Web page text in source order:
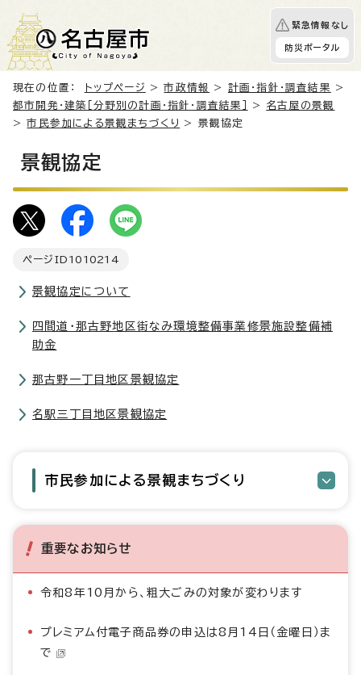
緊急情報なし
防災ポータル
現在の位置： トップページ >市政情報 > 計画・指針・調査結果
>
都市開発・建築［分野別の計画・指針・調査結果］
> 名古屋の景観
>市民参加による景観まちづくり > 景観協定
景観協定
ページID 1010214
景観協定について
四間道・那古野地区街なみ環境整備事業修景施設整備補
助金
那古野一丁目地区景観協定
名駅三丁目地区景観協定
市民参加による景観まちづくり
重要なお知らせ
令和8年10月から、粗大ごみの対象が変わります
プレミアム付電子商品券の申込は8月14日（金曜日）ま
で